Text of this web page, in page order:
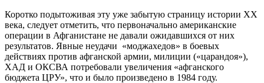
Коротко подытоживая эту уже забытую страницу истории ХХ
века, следует отметить, что первоначально американские
операции в Афганистане не давали ожидавшихся от них
результатов. Явные неудачи «моджахедов» в боевых
действиях против афганской армии, милиции («царандоя»),
ХАД и ОКСВА потребовали увеличения «афганского
бюджета ЦРУ», что и было произведено в 1984 году.